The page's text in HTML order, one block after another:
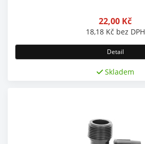
22,00 Kč
18,18 Kč bez DPH
Detail
Skladem